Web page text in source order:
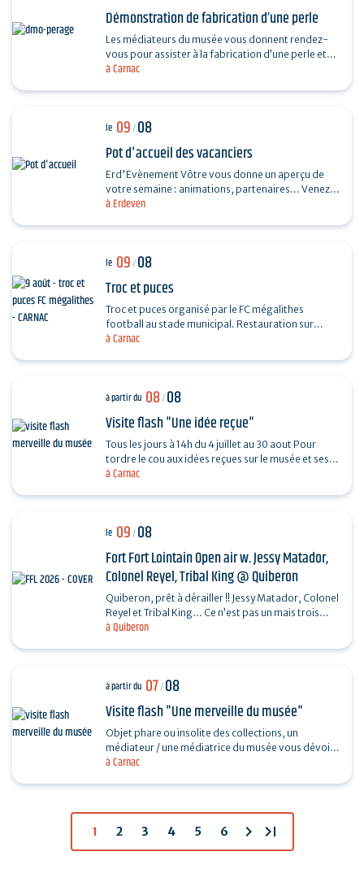
à Carnac
Démonstration de fabrication d’une perle
Les médiateurs du musée vous donnent rendez-
vous pour assister à la fabrication d’une perle et
vous dévoiler les techniques ingénieuses…
à Erdeven
le 09/08
Pot d'accueil des vacanciers
Erd'Evènement Vôtre vous donne un aperçu de
votre semaine : animations, partenaires... Venez
faire le plein de bons plans ! Ils vous feront
à Carnac
le 09/08
Troc et puces
Troc et puces organisé par le FC mégalithes
football au stade municipal. Restauration sur
place, entrée 1€, gratuite pour les moins de 16…
à Carnac
à partir du 08/08
Visite flash "Une idée reçue"
Tous les jours à 14h du 4 juillet au 30 aout Pour
tordre le cou aux idées reçues sur le musée et ses
collections, piochez au hasard une question et…
à Quiberon
le 09/08
Fort Fort Lointain Open air w. Jessy Matador,
Colonel Reyel, Tribal King @ Quiberon
Quiberon, prêt à dérailler !! Jessy Matador, Colonel
Reyel et Tribal King… Ce n’est pas un mais trois
artistes que nous invitons le dimanche 9…
à Carnac
à partir du 07/08
Visite flash "Une merveille du musée"
Objet phare ou insolite des collections, un
médiateur / une médiatrice du musée vous dévoile
son histoire. Sans réservation. Durée 30…
1 2 3 4 5 6 chevron_right last_page